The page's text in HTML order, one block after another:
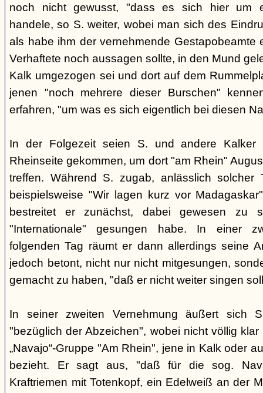
noch nicht gewusst, "dass es sich hier um
handele, so S. weiter, wobei man sich des
als habe ihm der vernehmende Gestapobeamte
Verhaftete noch aussagen sollte, in den Mund
Kalk umgezogen sei und dort auf dem
jenen "noch mehrere dieser Burschen"
erfahren, "um was es sich eigentlich bei diesen
In der Folgezeit seien S. und andere Kalker
Rheinseite gekommen, um dort "am Rhein"
treffen. Während S. zugab, anlässlich solcher
beispielsweise "Wir lagen kurz vor
bestreitet er zunächst, dabei gewesen zu
"Internationale" gesungen habe. In einer
folgenden Tag räumt er dann allerdings seine
jedoch betont, nicht nur nicht mitgesungen,
gemacht zu haben, "daß er nicht weiter singen
In seiner zweiten Vernehmung äußert sich
"bezüglich der Abzeichen", wobei nicht völlig
„Navajo“-Gruppe "Am Rhein", jene in Kalk oder
bezieht. Er sagt aus, "daß für die sog.
Kraftriemen mit Totenkopf, ein Edelweiß an der